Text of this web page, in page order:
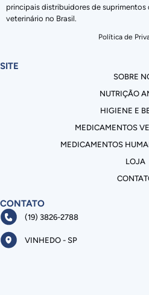
principais distribuidores de suprimentos
veterinário no Brasil.
Política de
SITE
SOBRE
NUTRIÇÃO
HIGIENE E
MEDICAMENTOS
MEDICAMENTOS
LOJA
CONTATO
(19) 3826-2788
VINHEDO - SP